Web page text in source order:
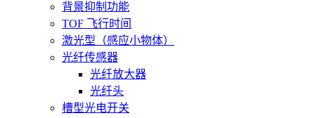
背景抑制功能
TOF 飞行时间
激光型（感应小物体）
光纤传感器
光纤放大器
光纤头
槽型光电开关